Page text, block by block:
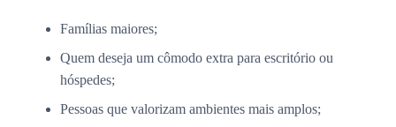
Famílias maiores;
Quem deseja um cômodo extra para escritório ou
hóspedes;
Pessoas que valorizam ambientes mais amplos;